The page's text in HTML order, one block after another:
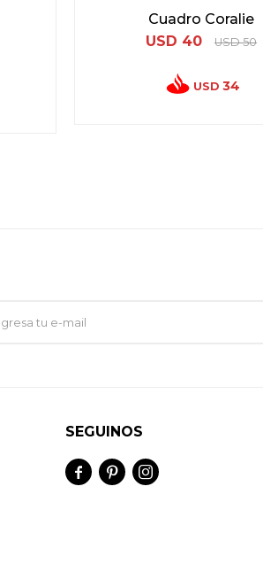
Cuadro Coralie
USD 40 USD 50
USD 34
SEGUINOS
  